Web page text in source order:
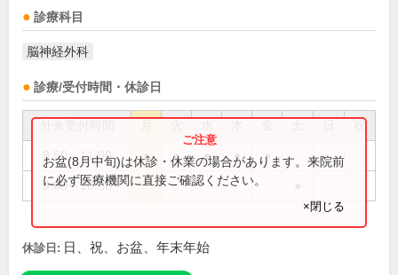
診療科目
脳神経外科
診療/受付時間・休診日
祝
8:50～11:00 ● ● ● ● ●
9:00～10:30
お盆(8月中旬)は休診・休業の場合があります。来院前
に必ず医療機関に直接ご確認ください。
×閉じる
休診日: 日、祝、お盆、年末年始